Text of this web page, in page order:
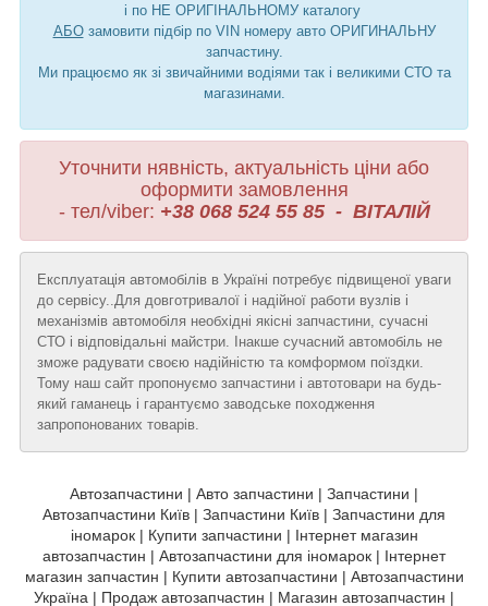
і по НЕ ОРИГІНАЛЬНОМУ каталогу
АБОзамовити підбір по VIN номеру авто ОРИГИНАЛЬНУ
запчастину.
Ми працюємо як зі звичайними водіями так і великими СТО та
магазинами.
Уточнити нявність, актуальність ціни або
оформити замовлення
- тел/viber: +38 068 524 55 85 - ВІТАЛІЙ
Експлуатація автомобілів в Україні потребує підвищеної уваги
до сервісу..Для довготривалої і надійної работи вузлів і
механізмів автомобіля необхідні якісні запчастини, сучасні
СТО і відповідальні майстри. Інакше сучасний автомобіль не
зможе радувати своєю надійністю та комформом поїздки.
Тому наш сайт пропонуємо запчастини і автотовари на будь-
який гаманець і гарантуємо заводське походження
запропонованих товарів.
Автозапчастини | Авто запчастини | Запчастини |
Автозапчастини Київ | Запчастини Київ | Запчастини для
іномарок | Купити запчастини | Інтернет магазин
автозапчастин | Автозапчастини для іномарок | Інтернет
магазин запчастин | Купити автозапчастини | Автозапчастини
Україна | Продаж автозапчастин | Магазин автозапчастин |